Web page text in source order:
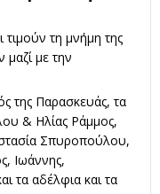
τιμούν τη μνήμη της
με την
της Παρασκευάς, τα
& Ηλίας Ράμμος,
Σπυροπούλου,
Ιωάννης,
τα αδέλφια και τα